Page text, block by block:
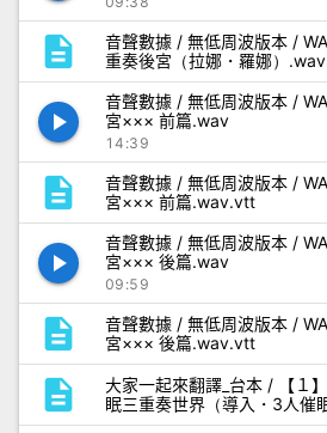
description
音聲數據 / 無低周波版本 /
重奏後宮（拉娜・羅娜）
play_arrow
音聲數據 / 無低周波版本 /
宮××× 前篇.wav
14:39
description
音聲數據 / 無低周波版本 /
宮××× 前篇.wav.vtt
play_arrow
音聲數據 / 無低周波版本 /
宮××× 後篇.wav
09:59
description
音聲數據 / 無低周波版本 /
宮××× 後篇.wav.vtt
description
大家一起來翻譯_台本 / 【１
眠三重奏世界（導入・3人催